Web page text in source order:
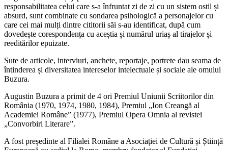
responsabilitatea celui care s-a înfruntat zi de zi cu un sistem ostil și
absurd, sunt combinate cu sondarea psihologică a personajelor cu
care cei mai mulți dintre cititorii săi s-au identificat, după cum
dovedește corespondența cu aceștia și numărul uriaș al tirajelor și
reeditărilor epuizate.
Sute de articole, interviuri, anchete, reportaje, portrete dau seama de
întinderea și diversitatea intereselor intelectuale și sociale ale omului
Buzura.
Augustin Buzura a primit de 4 ori Premiul Uniunii Scriitorilor din
România (1970, 1974, 1980, 1984), Premiul „Ion Creangă al
Academiei Române” (1977), Premiul Opera Omnia al revistei
„Convorbiri Literare”.
A fost președinte al Filialei Române a Asociației de Cultură și Știință